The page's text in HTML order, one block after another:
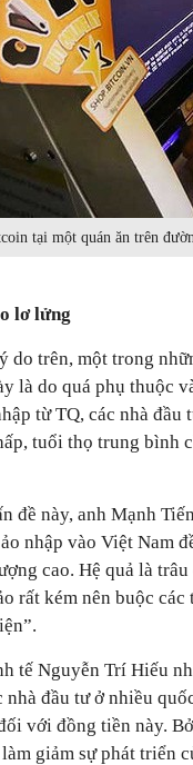
tại một quán ăn trên
lơ lửng
do trên, một trong
là do quá phụ thuộc
từ TQ, các nhà
tuổi thọ trung bình
đề này, anh Mạnh
nhập vào Việt Nam
cao. Hệ quả là
rất kém nên buộc
tế Nguyễn Trí Hiếu
đầu tư ở nhiều
với đồng tiền này.
giảm sự phát triển